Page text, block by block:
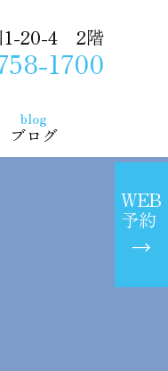
1-20-4 2階
1700
blog
ブログ
WEB
予約